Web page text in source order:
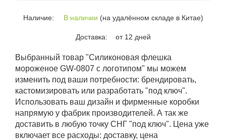
Наличие: В наличии (на удалённом складе в Китае)
Доставка: от 12 дней
Выбранный товар "Силиконовая флешка
мороженое GW-0807 с логотипом" мы можем
изменить под ваши потребности: брендировать,
кастомизировать или разработать "под ключ".
Использовать ваш дизайн и фирменные коробки
напрямую у фабрик производителей. А так же
доставить в любую точку СНГ "под ключ". Цена уже
включает все расходы: доставку, цена